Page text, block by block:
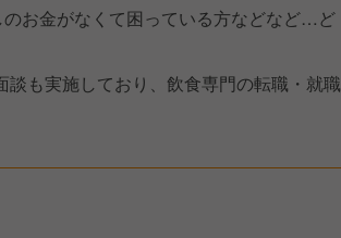
お金がなくて困っている方などなど…ど
も実施しており、飲食専門の転職・就職